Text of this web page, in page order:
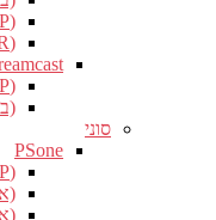
(JP)
(KR)
(JP)
סוני
PSone
(JP)